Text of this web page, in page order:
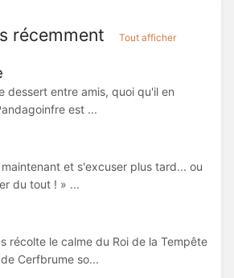
récemment Tout afficher
dessert entre amis, quoi qu'il en
est ...
et s'excuser plus tard... ou
du tout ! » ...
récolte le calme du Roi de la Tempête
Cerfbrume so...